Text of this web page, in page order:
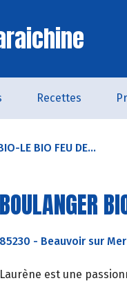
Recettes
LE BIO FEU DE...
BOULANGER
85230 - Beauvoir sur Mer
Laurène est une